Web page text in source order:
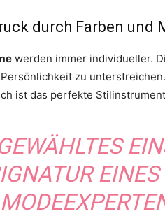
durch Farben und
werden immer individueller.
zu
ist das perfekte